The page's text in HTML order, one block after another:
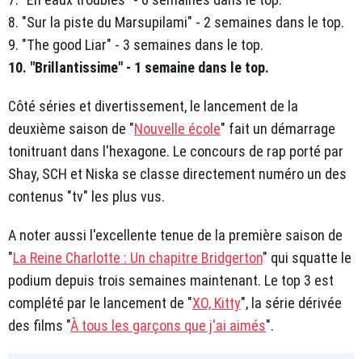
8. "Sur la piste du Marsupilami" - 2 semaines dans le top.
9. "The good Liar" - 3 semaines dans le top.
10. "Brillantissime" - 1 semaine dans le top.
Côté séries et divertissement, le lancement de la
deuxième saison de "Nouvelle école" fait un démarrage
tonitruant dans l'hexagone. Le concours de rap porté par
Shay, SCH et Niska se classe directement numéro un des
contenus "tv" les plus vus.
A noter aussi l'excellente tenue de la première saison de
"La Reine Charlotte : Un chapitre Bridgerton" qui squatte le
podium depuis trois semaines maintenant. Le top 3 est
complété par le lancement de "XO, Kitty", la série dérivée
des films "À tous les garçons que j'ai aimés".